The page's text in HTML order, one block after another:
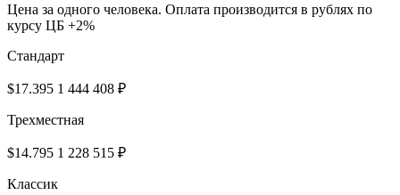
Цена за одного человека. Оплата производится в рублях по
курсу ЦБ +2%
Cтандарт
$17.395 1 444 408 ₽
Трехместная
$14.795 1 228 515 ₽
Классик